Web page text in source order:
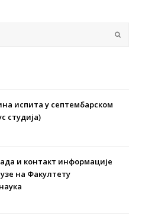
испита у септембарском
студија)
и контакт информације
на Факултету